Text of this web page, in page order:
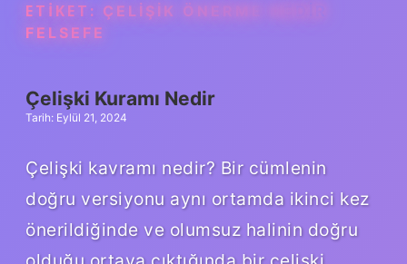
ETIKET: ÇELIŞIK ÖNERME NEDIR
FELSEFE
Çelişki Kuramı Nedir
Tarih: Eylül 21, 2024
Çelişki kavramı nedir? Bir cümlenin
doğru versiyonu aynı ortamda ikinci kez
önerildiğinde ve olumsuz halinin doğru